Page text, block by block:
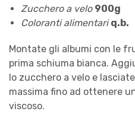
Zucchero a velo 900g
Coloranti alimentariq.b.
Montate gli albumi con le
prima schiuma bianca.
lo zucchero a velo e
massima fino ad ottenere
viscoso.